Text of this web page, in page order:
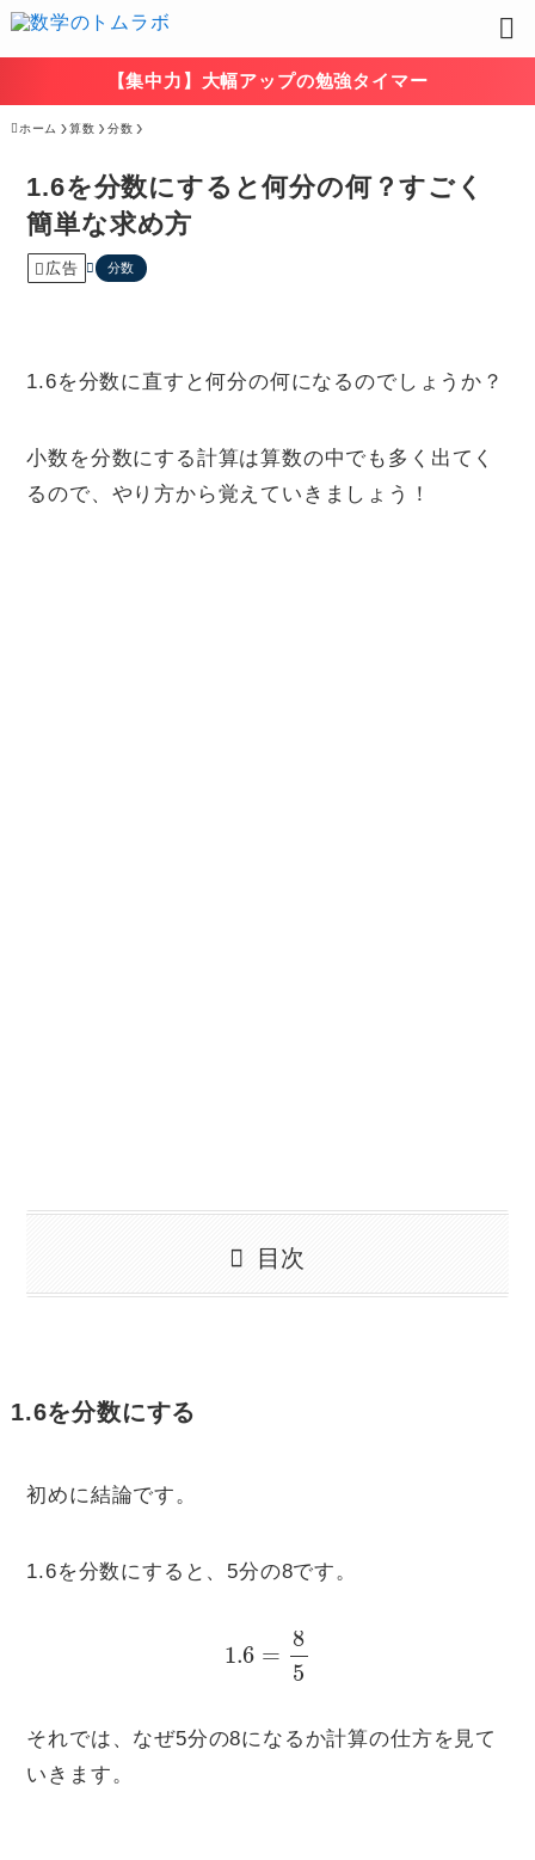
【集中力】大幅アップの勉強タイマー
ホーム 算数 分数
1.6を分数にすると何分の何？すごく
簡単な求め方
広告 分数
1.6を分数に直すと何分の何になるのでしょうか？
小数を分数にする計算は算数の中でも多く出てく
るので、やり方から覚えていきましょう！
目次
1.6を分数にする
初めに結論です。
1.6を分数にすると、5分の8です。
5
それでは、なぜ5分の8になるか計算の仕方を見て
いきます。